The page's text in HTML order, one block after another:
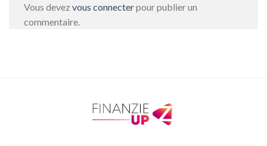
Vous devez vous connecterpour publier un
commentaire.